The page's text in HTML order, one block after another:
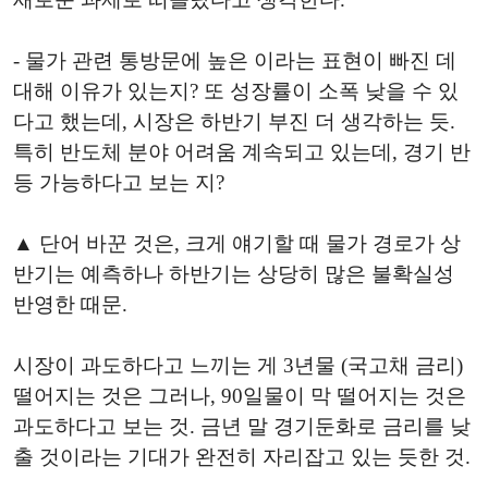
- 물가 관련 통방문에 높은 이라는 표현이 빠진 데
대해 이유가 있는지? 또 성장률이 소폭 낮을 수 있
다고 했는데, 시장은 하반기 부진 더 생각하는 듯.
특히 반도체 분야 어려움 계속되고 있는데, 경기 반
등 가능하다고 보는 지?
▲ 단어 바꾼 것은, 크게 얘기할 때 물가 경로가 상
반기는 예측하나 하반기는 상당히 많은 불확실성
반영한 때문.
시장이 과도하다고 느끼는 게 3년물 (국고채 금리)
떨어지는 것은 그러나, 90일물이 막 떨어지는 것은
과도하다고 보는 것. 금년 말 경기둔화로 금리를 낮
출 것이라는 기대가 완전히 자리잡고 있는 듯한 것.